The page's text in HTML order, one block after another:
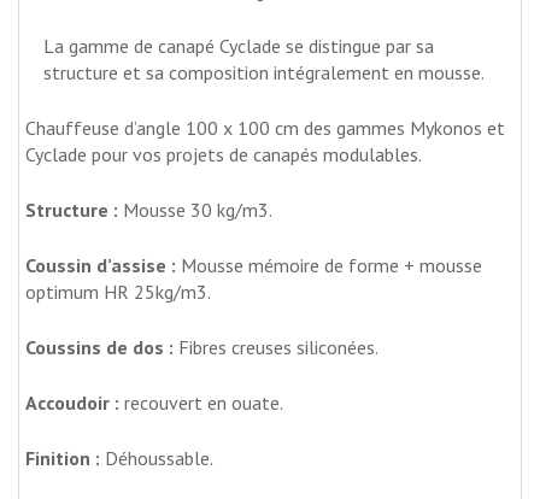
La gamme de canapé Cyclade se distingue par sa
structure et sa composition intégralement en mousse.
Chauffeuse d’angle 100 x 100 cm des gammes Mykonos et
Cyclade pour vos projets de canapés modulables.
Structure : Mousse 30 kg/m3.
Coussin d’assise : Mousse mémoire de forme + mousse
optimum HR 25kg/m3.
Coussins de dos : Fibres creuses siliconées.
Accoudoir : recouvert en ouate.
Finition : Déhoussable.